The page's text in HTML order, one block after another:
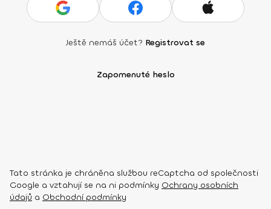
Ještě nemáš účet? Registrovat se
Zapomenuté heslo
Tato stránka je chráněna službou reCaptcha od společnosti
Google a vztahují se na ni podmínky Ochrany osobních
údajů a Obchodní podmínky